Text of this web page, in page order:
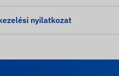
nyilatkozat